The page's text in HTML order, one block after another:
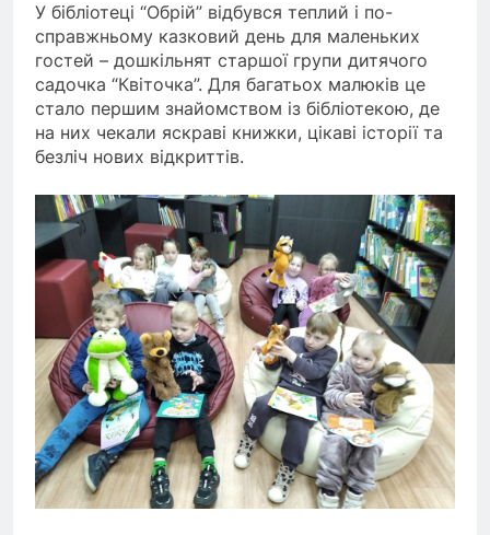
У бібліотеці “Обрій” відбувся теплий і по-
справжньому казковий день для маленьких
гостей – дошкільнят старшої групи дитячого
садочка “Квіточка”. Для багатьох малюків це
стало першим знайомством із бібліотекою, де
на них чекали яскраві книжки, цікаві історії та
безліч нових відкриттів.